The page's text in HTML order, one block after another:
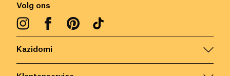
Kazidomi
Volg ons